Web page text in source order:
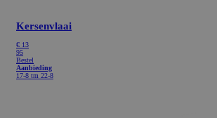
Kersenvlaai
€ 13
95
Bestel
Aanbieding
17-8 tm 22-8